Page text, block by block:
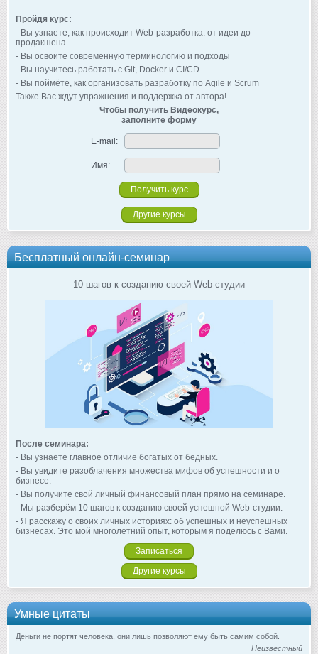
Пройдя курс:
- Вы узнаете, как происходит Web-разработка: от идеи до
продакшена
- Вы освоите современную терминологию и подходы
- Вы научитесь работать с Git, Docker и CI/CD
- Вы поймёте, как организовать разработку по Agile и Scrum
Также Вас ждут упражнения и поддержка от автора!
Чтобы получить Видеокурс,
заполните форму
E-mail:
Имя:
Другие курсы
Бесплатный онлайн-семинар
10 шагов к созданию своей Web-студии
После семинара:
- Вы узнаете главное отличие богатых от бедных.
- Вы увидите разоблачения множества мифов об успешности и о
бизнесе.
- Вы получите свой личный финансовый план прямо на семинаре.
- Мы разберём 10 шагов к созданию своей успешной Web-студии.
- Я расскажу о своих личных историях: об успешных и неуспешных
бизнесах. Это мой многолетний опыт, которым я поделюсь с Вами.
Записаться
Другие курсы
Умные цитаты
Деньги не портят человека, они лишь позволяют ему быть самим собой.
Неизвестный